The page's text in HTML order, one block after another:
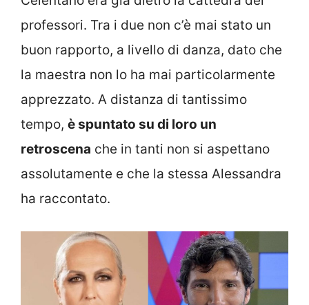
professori. Tra i due non c’è mai stato un
buon rapporto, a livello di danza, dato che
la maestra non lo ha mai particolarmente
apprezzato. A distanza di tantissimo
tempo, è spuntato su di loro un
retroscena che in tanti non si aspettano
assolutamente e che la stessa Alessandra
ha raccontato.